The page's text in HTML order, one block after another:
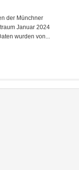
der Münchner
Januar 2024
wurden von...